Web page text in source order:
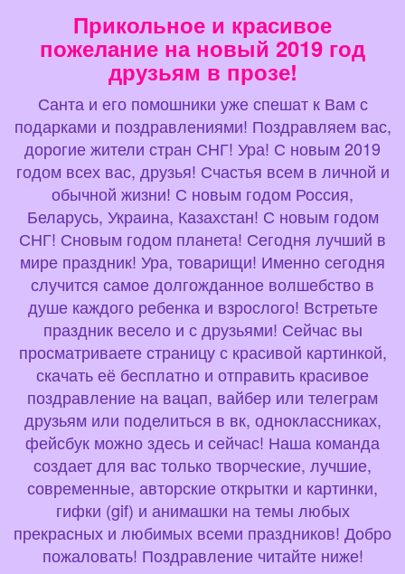
Прикольное и красивое
пожелание на новый 2019 год
друзьям в прозе!
Санта и его помошники уже спешат к Вам с
подарками и поздравлениями! Поздравляем вас,
дорогие жители стран СНГ! Ура! С новым 2019
годом всех вас, друзья! Счастья всем в личной и
обычной жизни! С новым годом Россия,
Беларусь, Украина, Казахстан! С новым годом
СНГ! Сновым годом планета! Сегодня лучший в
мире праздник! Ура, товарищи! Именно сегодня
случится самое долгожданное волшебство в
душе каждого ребенка и взрослого! Встретьте
праздник весело и с друзьями! Сейчас вы
просматриваете страницу с красивой картинкой,
скачать её бесплатно и отправить красивое
поздравление на вацап, вайбер или телеграм
друзьям или поделиться в вк, одноклассниках,
фейсбук можно здесь и сейчас! Наша команда
создает для вас только творческие, лучшие,
современные, авторские открытки и картинки,
гифки (gif) и анимашки на темы любых
прекрасных и любимых всеми праздников! Добро
пожаловать! Поздравление читайте ниже!